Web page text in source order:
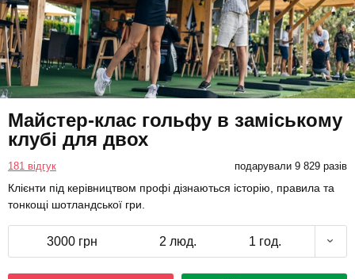
Майстер-клас гольфу в заміському
клубі для двох
181 відгук подарували 9 829 разів
Клієнти під керівництвом профі дізнаються історію, правила та
тонкощі шотландської гри.
3000 грн 2 люд. 1 год.